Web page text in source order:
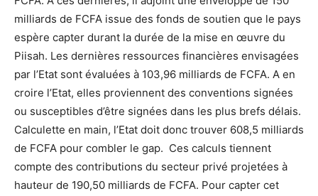
milliards de FCFA issue des fonds de soutien que le pays
espère capter durant la durée de la mise en œuvre du
Piisah. Les dernières ressources financières envisagées
par l’Etat sont évaluées à 103,96 milliards de FCFA. A en
croire l’Etat, elles proviennent des conventions signées
ou susceptibles d’être signées dans les plus brefs délais.
Calculette en main, l’Etat doit donc trouver 608,5 milliards
de FCFA pour combler le gap. Ces calculs tiennent
compte des contributions du secteur privé projetées à
hauteur de 190,50 milliards de FCFA. Pour capter cet